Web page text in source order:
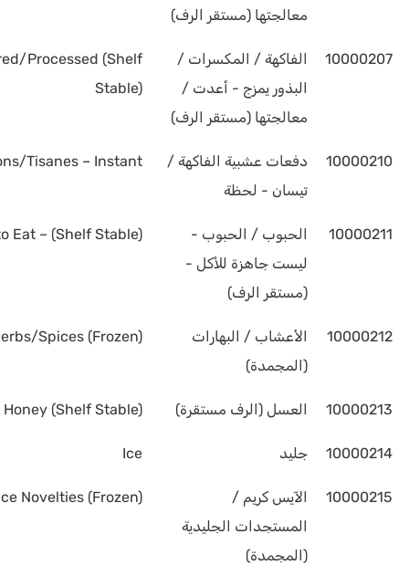
معالجتها (مستقر الرف)
10000207
الفاكهة / المكسرات /
البذور يمزج - أعدت /
معالجتها (مستقر الرف)
Processed (Shelf
Stable)
10000210
دفعات عشبية الفاكهة /
تيسان - لحظة
Tisanes – Instant
10000211
الحبوب / الحبوب -
ليست جاهزة للأكل -
(مستقر الرف)
Eat – (Shelf Stable)
10000212
الأعشاب / البهارات
(المجمدة)
Spices (Frozen)
10000213 العسل (الرف مستقرة) Honey (Shelf Stable)
10000214 جليد Ice
10000215
الآيس كريم /
المستجدات الجليدية
(المجمدة)
Novelties (Frozen)